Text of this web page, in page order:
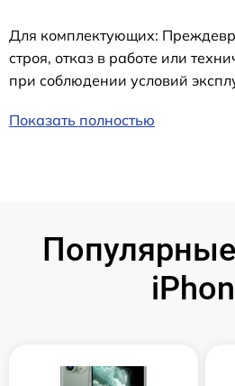
Для комплектующих:
строя, отказ в работе или
при соблюдении условий
Показать полностью